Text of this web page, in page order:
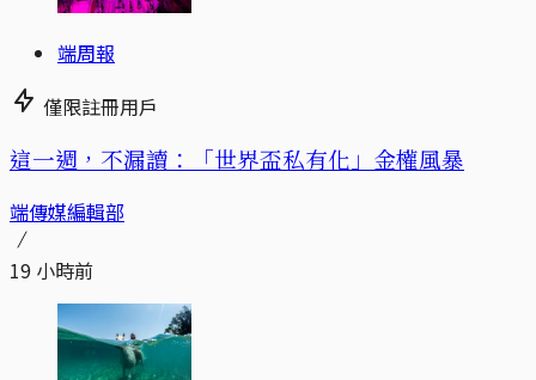
端周報
僅限註冊用戶
這一週，不漏讀：「世界盃私有化」金權風暴
端傳媒編輯部
19 小時前